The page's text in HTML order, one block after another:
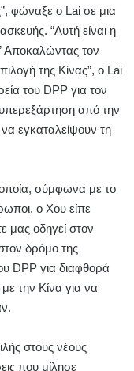
φώναξε ο Lai σε μια
“Αυτή είναι η
Αποκαλώντας τον
της Κίνας”, ο Lai
του DPP για τον
από την
εγκαταλείψουν τη
σύμφωνα με το
ο Χου είπε
μας οδηγεί στον
δρόμο της
DPP για διαφθορά
την Κίνα για να
στους νέους
που μίλησε